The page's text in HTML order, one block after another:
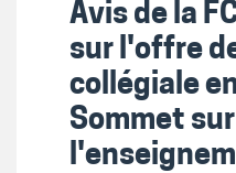
Avis de la
sur l'offre
collégiale
Sommet sur